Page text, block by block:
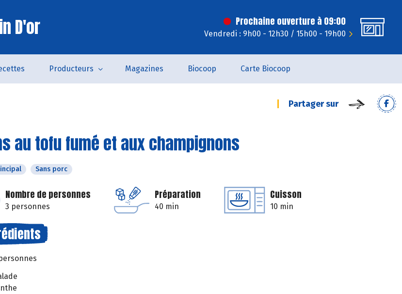
D'or Prochaine ouverture à 09:00
Vendredi : 9h00 - 12h30 / 15h00 - 19h00
Producteurs Magazines Biocoop Carte Biocoop
Partager sur
au tofu fumé et aux champignons
Sans porc
Nombre de personnes
3 personnes
Préparation
40 min
Cuisson
10 min